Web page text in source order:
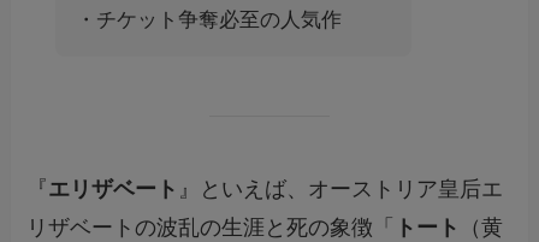
・チケット争奪必至の人気作
『エリザベート 』といえば、オーストリア皇后エ
リザベートの波乱の生涯と死の象徴「
トート
（黄